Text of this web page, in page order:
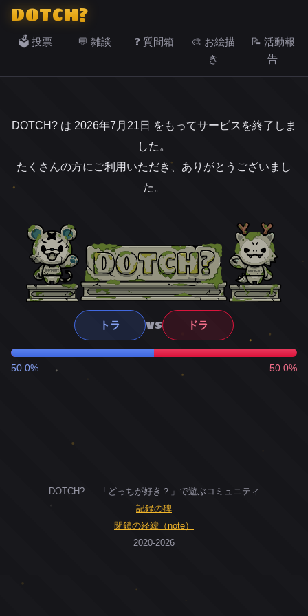
DOTCH?
🗳️ 投票 💬 雑談 ❓ 質問箱
🎨 お絵描
き
📝 活動報
告
DOTCH? は 2026年7月21日 をもってサービスを終了しま
した。
たくさんの方にご利用いただき、ありがとうございまし
た。
トラ VS ドラ
50.0% 50.0%
DOTCH? — 「どっちが好き？」で遊ぶコミュニティ
記録の碑
閉鎖の経緯（note）
2020-2026